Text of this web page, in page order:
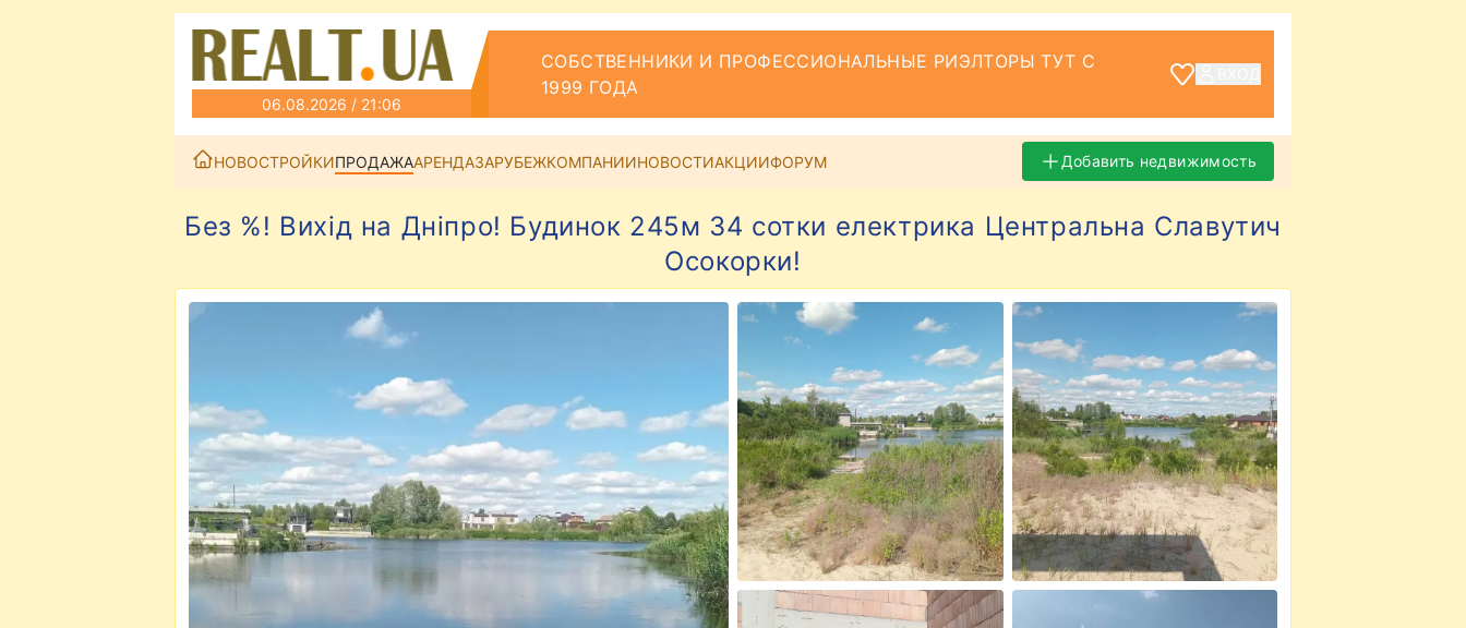
06.08.2026 / 21:06
СОБСТВЕННИКИ И ПРОФЕССИОНАЛЬНЫЕ РИЭЛТОРЫ ТУТ С
1999 ГОДА
НОВОСТРОЙКИПРОДАЖААРЕНДАЗАРУБЕЖКОМПАНИИНОВОСТИАКЦИИФОРУМ Добавить недвижимость
Без %! Вихід на Дніпро! Будинок 245м 34 сотки електрика Центральна Славутич
Осокорки!